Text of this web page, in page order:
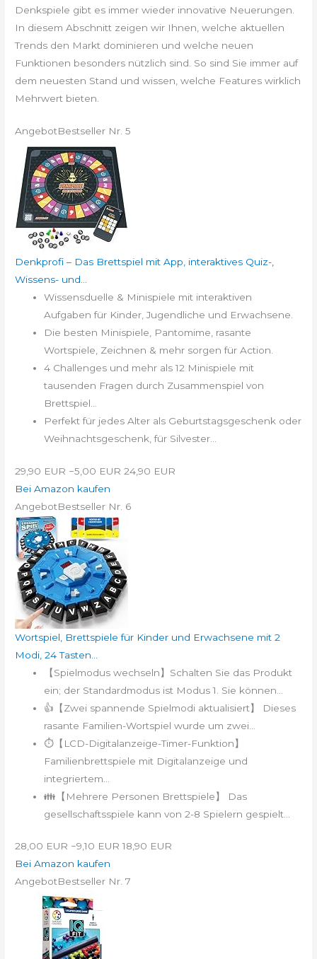
Denkspiele gibt es immer wieder innovative Neuerungen.
In diesem Abschnitt zeigen wir Ihnen, welche aktuellen
Trends den Markt dominieren und welche neuen
Funktionen besonders nützlich sind. So sind Sie immer auf
dem neuesten Stand und wissen, welche Features wirklich
Mehrwert bieten.
AngebotBestseller Nr. 5
Denkprofi – Das Brettspiel mit App, interaktives Quiz-,
Wissens- und...
Wissensduelle & Minispiele mit interaktiven
Aufgaben für Kinder, Jugendliche und Erwachsene.
Die besten Minispiele, Pantomime, rasante
Wortspiele, Zeichnen & mehr sorgen für Action.
4 Challenges und mehr als 12 Minispiele mit
tausenden Fragen durch Zusammenspiel von
Brettspiel...
Perfekt für jedes Alter als Geburtstagsgeschenk oder
Weihnachtsgeschenk, für Silvester...
29,90 EUR −5,00 EUR 24,90 EUR
Bei Amazon kaufen
AngebotBestseller Nr. 6
Wortspiel, Brettspiele für Kinder und Erwachsene mit 2
Modi, 24 Tasten...
【Spielmodus wechseln】Schalten Sie das Produkt
ein; der Standardmodus ist Modus 1. Sie können...
👍【Zwei spannende Spielmodi aktualisiert】 Dieses
rasante Familien-Wortspiel wurde um zwei...
⏱【LCD-Digitalanzeige-Timer-Funktion】
Familienbrettspiele mit Digitalanzeige und
integriertem...
👪【Mehrere Personen Brettspiele】 Das
gesellschaftsspiele kann von 2-8 Spielern gespielt...
28,00 EUR −9,10 EUR 18,90 EUR
Bei Amazon kaufen
AngebotBestseller Nr. 7